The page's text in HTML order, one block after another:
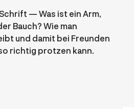
— Was ist ein Arm,
Bauch? Wie man
und damit bei Freunden
richtig protzen kann.